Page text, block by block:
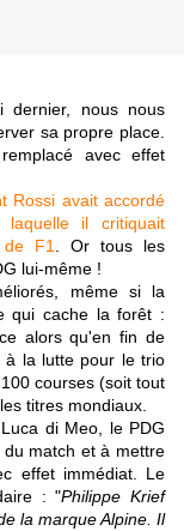
dernier, nous nous
sa propre place.
avec effet
Rossi avait accordé
il critiquait
F1
. Or tous les
lui-même !
même si la
qui cache la forêt :
alors qu'en fin de
à la lutte pour le trio
courses (soit tout
titres mondiaux.
di Meo, le PDG
match et à mettre
effet immédiat. Le
: "Philippe Krief
la marque Alpine. Il